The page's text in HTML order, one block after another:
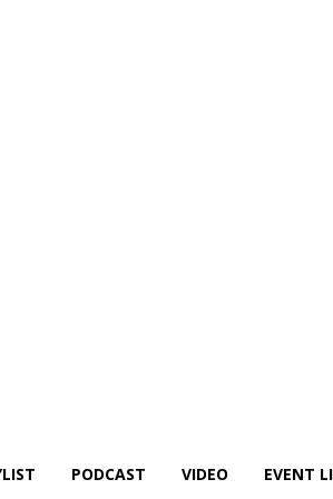
PODCAST VIDEO EVENT